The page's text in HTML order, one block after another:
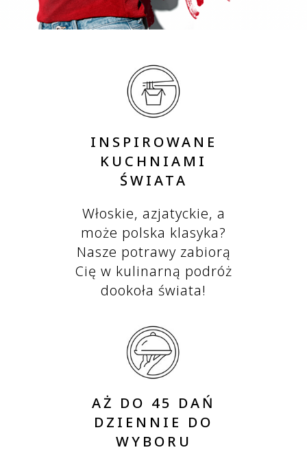
INSPIROWANE
KUCHNIAMI
ŚWIATA
Włoskie, azjatyckie, a
może polska klasyka?
Nasze potrawy zabiorą
Cię w kulinarną podróż
dookoła świata!
AŻ DO 45 DAŃ
DZIENNIE DO
WYBORU